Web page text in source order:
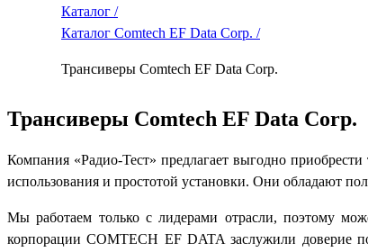
Каталог /
Каталог Comtech EF Data Corp. /
Трансиверы Comtech EF Data Corp.
Трансиверы Comtech EF Data Corp.
Компания «Радио-Тест» предлагает выгодно
использования и простотой установки. Они обладают
Мы работаем только с лидерами отрасли, поэтому
корпорации COMTECH EF DATA заслужили доверие